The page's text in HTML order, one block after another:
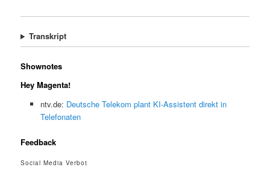
Transkript
Shownotes
Hey Magenta!
ntv.de: Deutsche Telekom plant KI-Assistent direkt in
Telefonaten
Feedback
Social Media Verbot